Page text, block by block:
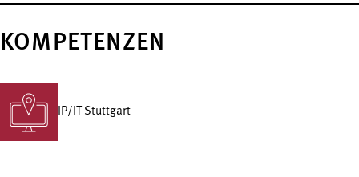
KOMPETENZEN
IP/IT Stuttgart